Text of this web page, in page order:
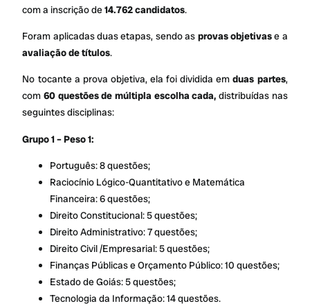
com a inscrição de14.762 candidatos.
Foram aplicadas duas etapas, sendo as provas objetivase a
avaliação de títulos.
No tocante a prova objetiva, ela foi dividida em duas partes,
com60 questões de múltipla escolha cada, distribuídas nas
seguintes disciplinas:
Grupo 1 – Peso 1:
Português: 8 questões;
Raciocínio Lógico-Quantitativo e Matemática
Financeira: 6 questões;
Direito Constitucional: 5 questões;
Direito Administrativo: 7 questões;
Direito Civil /Empresarial: 5 questões;
Finanças Públicas e Orçamento Público: 10 questões;
Estado de Goiás: 5 questões;
Tecnologia da Informação: 14 questões.